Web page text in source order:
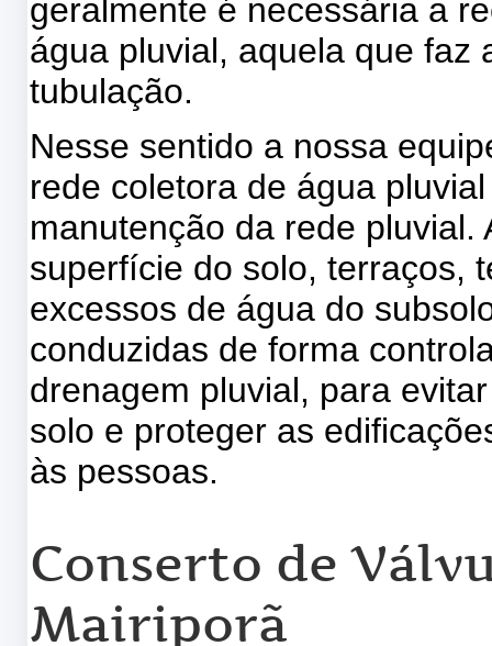
geralmente é necessária a
água pluvial, aquela que faz
tubulação.
Nesse sentido a nossa
rede coletora de água
manutenção da rede
superfície do solo, terraços,
excessos de água do
conduzidas de forma
drenagem pluvial, para
solo e proteger as
às pessoas.
Conserto de
Mairiporã